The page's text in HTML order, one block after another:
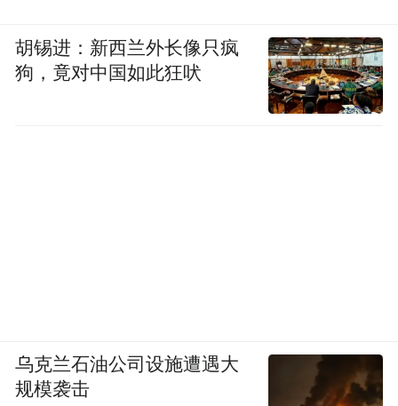
胡锡进：新西兰外长像只疯
狗，竟对中国如此狂吠
乌克兰石油公司设施遭遇大
规模袭击